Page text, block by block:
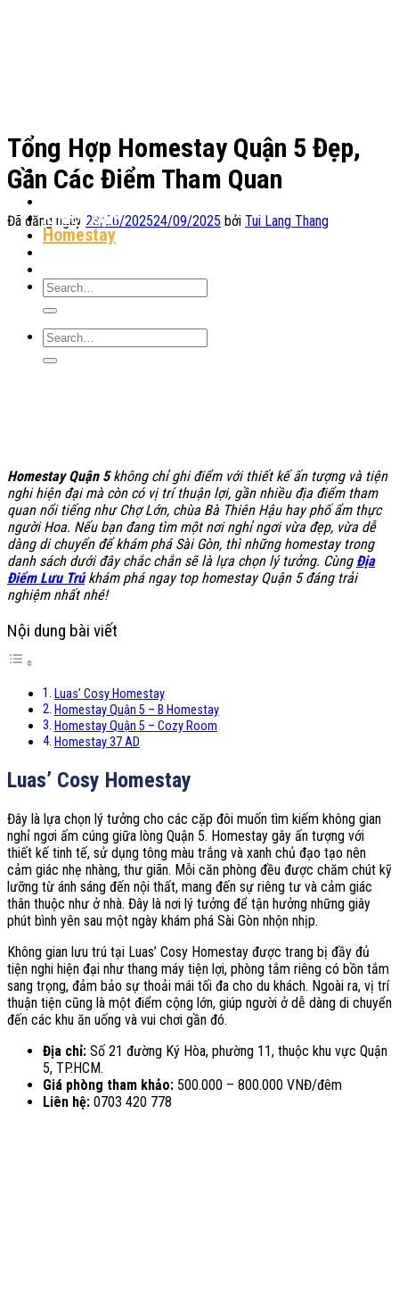
Khách sạn
Homestay
Tổng Hợp Homestay Quận 5 Đẹp,
Gần Các Điểm Tham Quan
Đã đăng ngày 23/06/202524/09/2025 bởi Tui Lang Thang
Homestay Quận 5không chỉ ghi điểm với thiết kế ấn tượng và tiện
nghi hiện đại mà còn có vị trí thuận lợi, gần nhiều địa điểm tham
quan nổi tiếng như Chợ Lớn, chùa Bà Thiên Hậu hay phố ẩm thực
người Hoa. Nếu bạn đang tìm một nơi nghỉ ngơi vừa đẹp, vừa dễ
dàng di chuyển để khám phá Sài Gòn, thì những homestay trong
danh sách dưới đây chắc chắn sẽ là lựa chọn lý tưởng. Cùng Địa
Điểm Lưu Trúkhám phá ngay top homestay Quận 5 đáng trải
nghiệm nhất nhé!
Nội dung bài viết
Luas’ Cosy Homestay
Homestay Quận 5 – B Homestay
Homestay Quận 5 – Cozy Room
Homestay 37 AD
Luas’ Cosy Homestay
Đây là lựa chọn lý tưởng cho các cặp đôi muốn tìm kiếm không gian
nghỉ ngơi ấm cúng giữa lòng Quận 5. Homestay gây ấn tượng với
thiết kế tinh tế, sử dụng tông màu trắng và xanh chủ đạo tạo nên
cảm giác nhẹ nhàng, thư giãn. Mỗi căn phòng đều được chăm chút kỹ
lưỡng từ ánh sáng đến nội thất, mang đến sự riêng tư và cảm giác
thân thuộc như ở nhà. Đây là nơi lý tưởng để tận hưởng những giây
phút bình yên sau một ngày khám phá Sài Gòn nhộn nhịp.
Không gian lưu trú tại Luas’ Cosy Homestay được trang bị đầy đủ
tiện nghi hiện đại như thang máy tiện lợi, phòng tắm riêng có bồn tắm
sang trọng, đảm bảo sự thoải mái tối đa cho du khách. Ngoài ra, vị trí
thuận tiện cũng là một điểm cộng lớn, giúp người ở dễ dàng di chuyển
đến các khu ăn uống và vui chơi gần đó.
Địa chỉ: Số 21 đường Ký Hòa, phường 11, thuộc khu vực Quận
5, TP.HCM.
Giá phòng tham khảo: 500.000 – 800.000 VNĐ/đêm
Liên hệ: 0703 420 778